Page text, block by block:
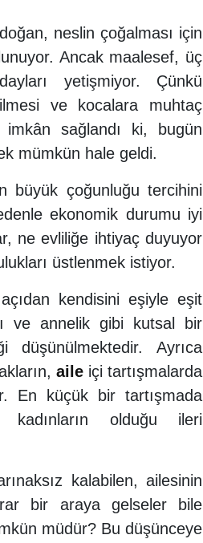
neslin çoğalması için
Ancak maalesef, üç
yetişmiyor. Çünkü
ve kocalara muhtaç
sağlandı ki, bugün
mümkün hale geldi.
büyük çoğunluğu tercihini
ekonomik durumu iyi
ne evliliğe ihtiyaç duyuyor
üstlenmek istiyor.
açıdan kendisini eşiyle eşit
ve annelik gibi kutsal bir
düşünülmektedir. Ayrıca
aileiçi tartışmalarda
En küçük bir tartışmada
kadınların olduğu ileri
kalabilen, ailesinin
bir araya gelseler bile
müdür? Bu düşünceye